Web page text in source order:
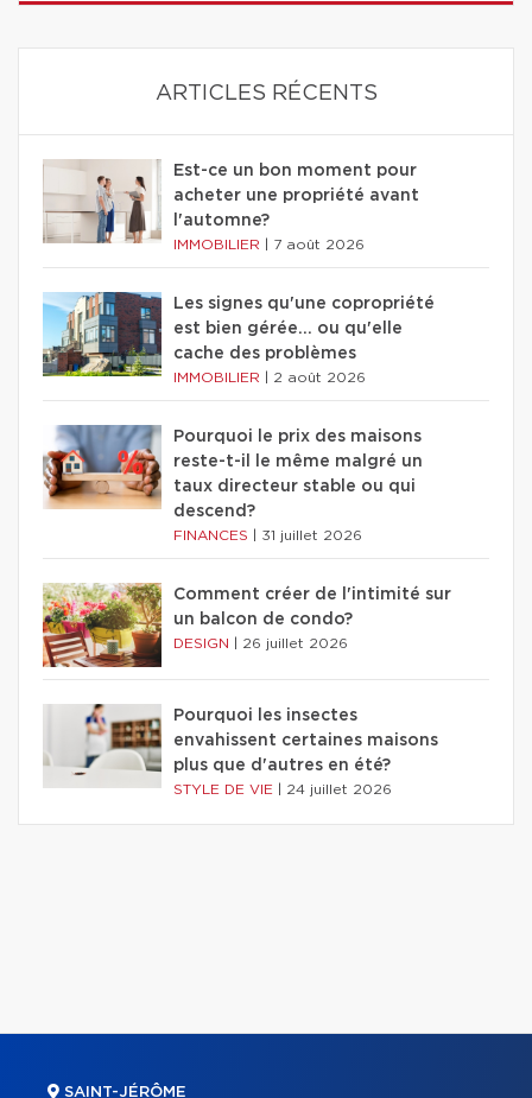
ARTICLES RÉCENTS
Est-ce un bon moment pour
acheter une propriété avant
l'automne?
IMMOBILIER 7 août 2026
Les signes qu'une copropriété
est bien gérée… ou qu'elle
cache des problèmes
IMMOBILIER 2 août 2026
Pourquoi le prix des maisons
reste-t-il le même malgré un
taux directeur stable ou qui
descend?
FINANCES 31 juillet 2026
Comment créer de l'intimité sur
un balcon de condo?
DESIGN 26 juillet 2026
Pourquoi les insectes
envahissent certaines maisons
plus que d'autres en été?
STYLE DE VIE 24 juillet 2026
SAINT-JÉRÔME